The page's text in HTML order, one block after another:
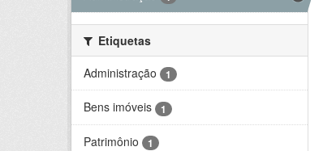
Etiquetas
Administração
1
Bens imóveis 1
Patrimônio 1